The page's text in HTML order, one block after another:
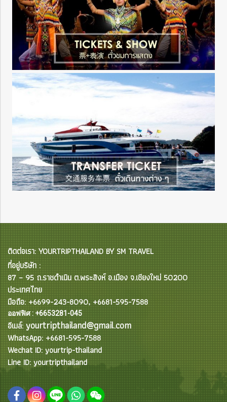
ติดต่อเรา: YOURTRIPTHAILAND BY SM TRAVEL
ที่อยู่บริษัท :
87 – 95 ถ.ราชดำเนิน ต.พระสิงห์ อ.เมือง จ.เชียงใหม่ 50200
ประเทศไทย
มือถือ: +6699-243-8090, +6681-595-7588
ออฟฟิศ : +6653281-045
อีเมล์: yourtripthailand@gmail.com
WhatsApp: +6681-595-7588
Wechat ID: yourtrip-thailand
Line ID: yourtripthailand